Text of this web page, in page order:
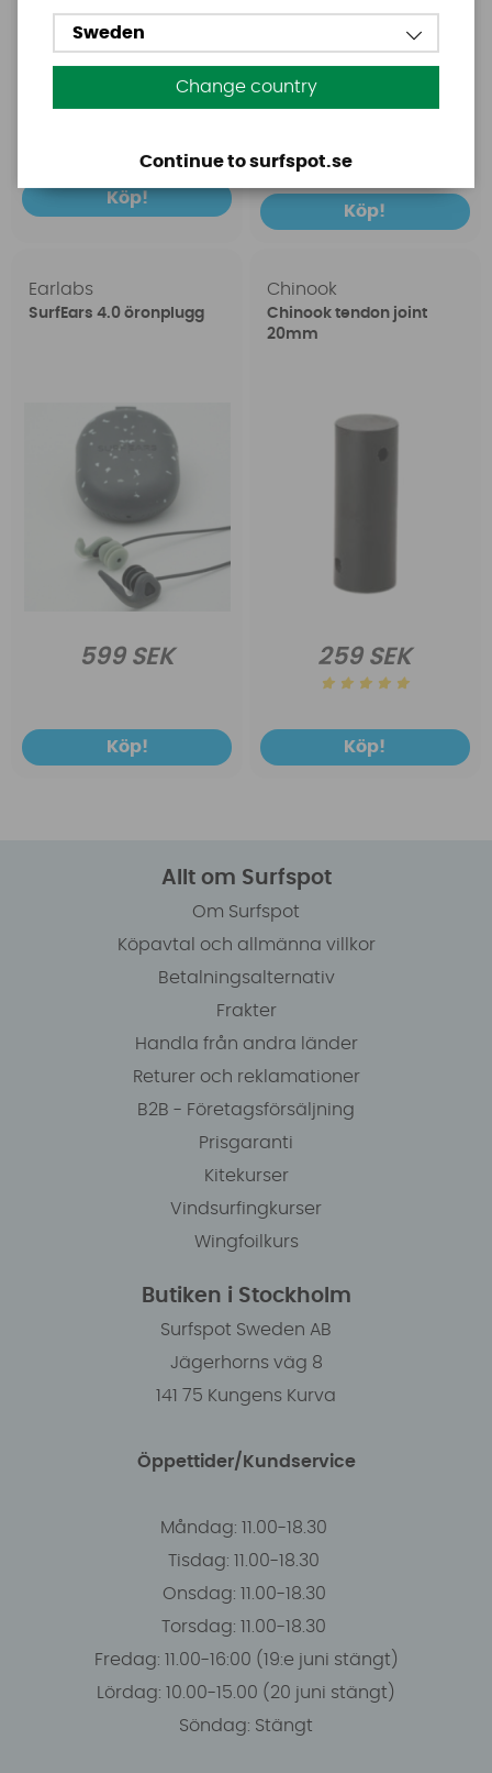
1699 SEK
Köp!
Köp!
Earlabs
SurfEars 4.0 öronplugg
599 SEK
Köp!
Chinook
Chinook tendon joint
20mm
259 SEK
Köp!
Allt om Surfspot
Om Surfspot
Köpavtal och allmänna villkor
Betalningsalternativ
Frakter
Handla från andra länder
Returer och reklamationer
B2B - Företagsförsäljning
Prisgaranti
Kitekurser
Vindsurfingkurser
Wingfoilkurs
Butiken i Stockholm
Surfspot Sweden AB
Jägerhorns väg 8
141 75 Kungens Kurva
Öppettider/Kundservice
Måndag: 11.00-18.30
Tisdag: 11.00-18.30
Onsdag: 11.00-18.30
Torsdag: 11.00-18.30
Fredag: 11.00-16:00 (19:e juni stängt)
Lördag: 10.00-15.00 (20 juni stängt)
Söndag: Stängt
Sweden
Change country
Continue to surfspot.se